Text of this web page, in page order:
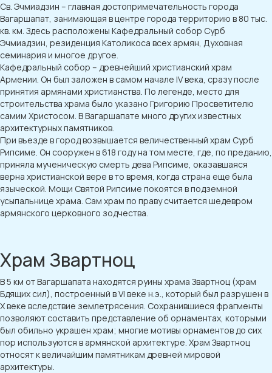
Св. Эчмиадзин – главная достопримечательность города
Вагаршапат, занимающая в центре города территорию в 80 тыс.
кв. км. Здесь расположены Кафедральный собор Сурб
Эчмиадзин, резиденция Католикоса всех армян, Духовная
семинария и многое другое.
Кафедральный собор – древнейший христианский храм
Армении. Он был заложен в самом начале IV века, сразу после
принятия армянами христианства. По легенде, место для
строительства храма было указано Григорию Просветителю
самим Христосом. В Вагаршапате много других известных
архитектурных памятников.
При въезде в город возвышается величественный храм Сурб
Рипсиме. Он сооружен в 618 году на том месте, где, по преданию,
приняла мученическую смерть дева Рипсиме, оказавшаяся
верна христианской вере в то время, когда страна еще была
языческой. Мощи Святой Рипсиме покоятся в подземной
усыпальнице храма. Сам храм по праву считается шедевром
армянского церковного зодчества.
Храм Звартноц
В 5 км от Вагаршапата находятся руины храма Звартноц (храм
Бдящих сил), построенный в VI веке н.э., который был разрушен в
X веке вследствие землетрясения. Сохранившиеся фрагменты
позволяют составить представление об орнаментах, которыми
был обильно украшен храм; многие мотивы орнаментов до сих
пор используются в армянской архитектуре. Храм Звартноц
относят к величайшим памятникам древней мировой
архитектуры.